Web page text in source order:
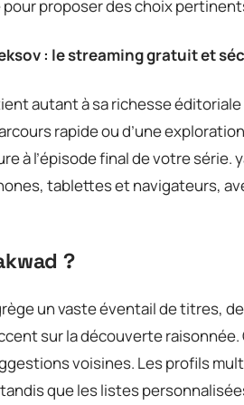
proposer des choix
: le streaming gratuit et
autant à sa richesse
rapide ou d’une
à l’épisode final de votre série.
tablettes et navigateurs,
?
un vaste éventail de titres,
sur la découverte
voisines. Les profils
que les listes